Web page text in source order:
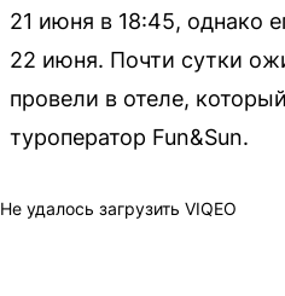
21 июня в 18:45, однако
22 июня. Почти сутки
провели в отеле,
туроператор Fun&Sun.
Не удалось загрузить VIQEO